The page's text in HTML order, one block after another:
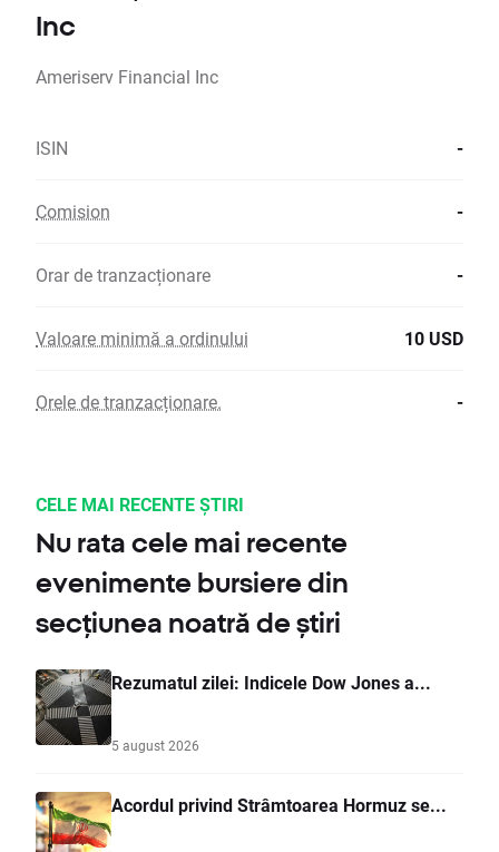
Inc
Ameriserv Financial Inc
ISIN -
Comision -
Orar de tranzacționare -
Valoare minimă a ordinului 10 USD
Orele de tranzacționare. -
CELE MAI RECENTE ȘTIRI
Nu rata cele mai recente
evenimente bursiere din
secțiunea noatră de știri
Rezumatul zilei: Indicele Dow Jones a...
5 august 2026
Acordul privind Strâmtoarea Hormuz se...